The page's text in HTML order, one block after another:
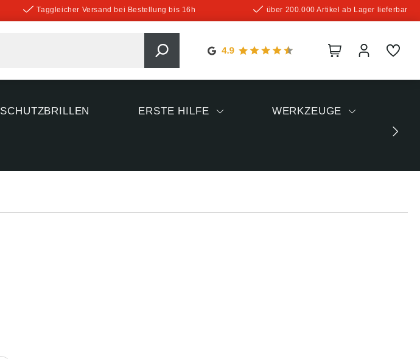
Taggleicher Versand bei Bestellung bis 16h über 200.000 Artikel ab Lager lieferbar
SCHUTZBRILLEN ERSTE HILFE WERKZEUGE